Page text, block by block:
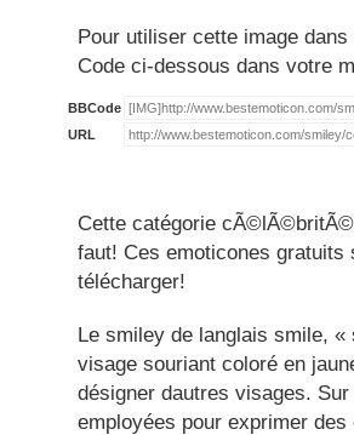
Pour utiliser cette image
Code ci-dessous dans votre
BBCode
URL
Cette catégorie
faut! Ces emoticones
télécharger!
Le smiley de langlais smile,
visage souriant coloré en
désigner dautres visages.
employées pour exprimer